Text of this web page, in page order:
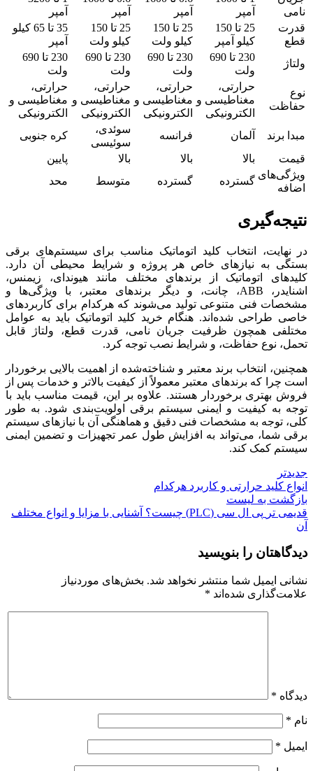
نامی
آمپر
آمپر
آمپر
آمپر
قدرت
قطع
25 تا 150
کیلو آمپر
25 تا 150
کیلو ولت
25 تا 150
کیلو ولت
35 تا 65 کیلو
آمپر
ولتاژ
230 تا 690
ولت
230 تا 690
ولت
230 تا 690
ولت
230 تا 690
ولت
نوع
حفاظت
حرارتی،
مغناطیسی و
الکترونیکی
حرارتی،
مغناطیسی و
الکترونیکی
حرارتی،
مغناطیسی و
الکترونیکی
حرارتی،
مغناطیسی و
الکترونیکی
مبدا برند
آلمان فرانسه
سوئدی،
سوئیسی
کره جنوبی
قیمت
بالا بالا بالا
پایین
ویژگی‌های
اضافه
گسترده گسترده متوسط محد
نتیجه‌گیری
در نهایت، انتخاب کلید اتوماتیک مناسب برای سیستم‌های برقی
بستگی به نیازهای خاص هر پروژه و شرایط محیطی آن دارد.
کلیدهای اتوماتیک از برندهای مختلف مانند هیوندای، زیمنس،
اشنایدر، ABB، چانت، و دیگر برندهای معتبر، با ویژگی‌ها و
مشخصات فنی متنوعی تولید می‌شوند که هرکدام برای کاربردهای
خاصی طراحی شده‌اند. هنگام خرید کلید اتوماتیک باید به عوامل
مختلفی همچون ظرفیت جریان نامی، قدرت قطع، ولتاژ قابل
تحمل، نوع حفاظت، و شرایط نصب توجه کرد.
همچنین، انتخاب برند معتبر و شناخته‌شده از اهمیت بالایی برخوردار
است چرا که برندهای معتبر معمولاً از کیفیت بالاتر و خدمات پس از
فروش بهتری برخوردار هستند. علاوه بر این، قیمت مناسب باید با
توجه به کیفیت و ایمنی سیستم برقی اولویت‌بندی شود. به طور
کلی، توجه به مشخصات فنی دقیق و هماهنگی آن با نیازهای سیستم
برقی شما، می‌تواند به افزایش طول عمر تجهیزات و تضمین ایمنی
سیستم کمک کند.
جدیدتر
انواع کلید حرارتی و کاربرد هرکدام
بازگشت به لیست
قدیمی تر
پی ال سی (PLC) چیست؟ آشنایی با مزایا و انواع مختلف
آن
دیدگاهتان را بنویسید
نشانی ایمیل شما منتشر نخواهد شد. بخش‌های موردنیاز
علامت‌گذاری شده‌اند *
دیدگاه *
نام *
ایمیل *